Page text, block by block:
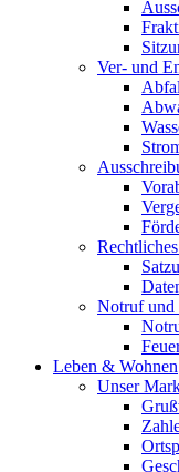
Ver- und
Notruf und
Leben & Wohnen
Unser